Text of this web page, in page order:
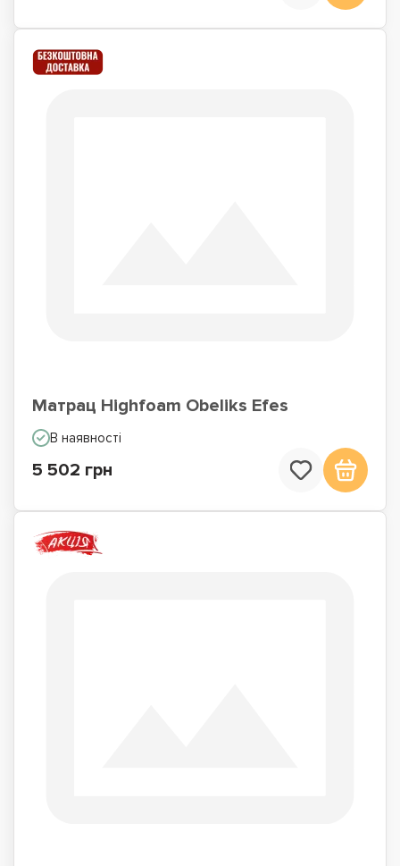
Матрац Highfoam Obeliks Efes
В наявності
5 502 грн